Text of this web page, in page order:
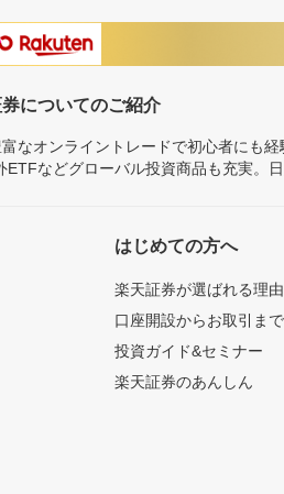
についてのご紹介
なオンライントレードで初心者にも
ETFなどグローバル投資商品も充実。
はじめての方へ
楽天証券が選ばれる理由
口座開設からお取引ま
投資ガイド&セミナー
楽天証券のあんしん